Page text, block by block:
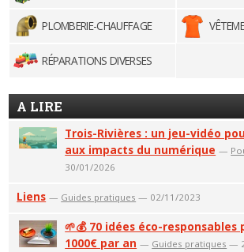
PLOMBERIE-CHAUFFAGE
RÉPARATIONS DIVERSES
A LIRE
Trois-Rivières : un jeu-vidéo
aux impacts du numérique —
30/01/2026
Liens — Guides pratiques — 02/11/2023
🌱💰 70 idées éco-
1000€ par an — Guides pratiques —